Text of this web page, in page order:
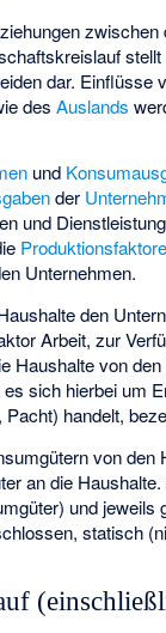
zwischen
dar. Einflüsse
desAuslands
und
der
und
Unternehmen.
den
Arbeit, zur
Haushalte von
sich hierbei um
handelt,
von
an die
und
statisch